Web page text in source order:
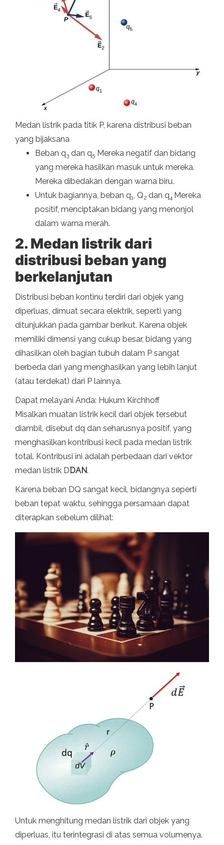
Medan listrik pada titik P, karena distribusi beban
yang bijaksana
Beban q3 dan q5 Mereka negatif dan bidang
yang mereka hasilkan masuk untuk mereka.
Mereka dibedakan dengan warna biru.
Untuk bagiannya, beban q1 , Q2 dan q4 Mereka
positif, menciptakan bidang yang menonjol
dalam warna merah.
2. Medan listrik dari
distribusi beban yang
berkelanjutan
Distribusi beban kontinu terdiri dari objek yang
diperluas, dimuat secara elektrik, seperti yang
ditunjukkan pada gambar berikut. Karena objek
memiliki dimensi yang cukup besar, bidang yang
dihasilkan oleh bagian tubuh dalam P sangat
berbeda dari yang menghasilkan yang lebih lanjut
(atau terdekat) dari P lainnya.
Dapat melayani Anda: Hukum Kirchhoff
Misalkan muatan listrik kecil dari objek tersebut
diambil, disebut dq dan seharusnya positif, yang
menghasilkan kontribusi kecil pada medan listrik
total. Kontribusi ini adalah perbedaan dari vektor
medan listrik DDAN.
Karena beban DQ sangat kecil, bidangnya seperti
beban tepat waktu, sehingga persamaan dapat
diterapkan sebelum dilihat:
Untuk menghitung medan listrik dari objek yang
diperluas, itu terintegrasi di atas semua volumenya.